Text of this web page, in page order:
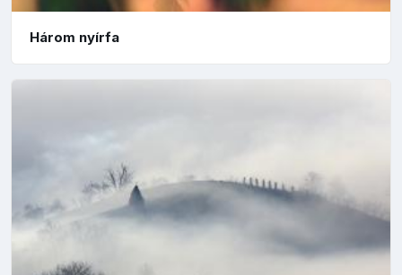
Három nyírfa